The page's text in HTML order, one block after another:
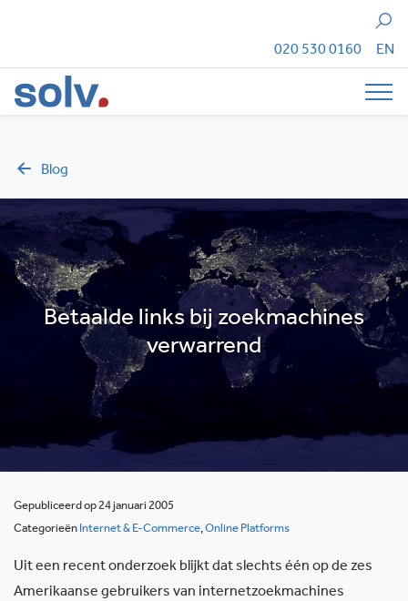
Zoeken
020 530 0160 EN
Blog
Betaalde links bij zoekmachines
verwarrend
Gepubliceerd op 24 januari 2005
Categorieën Internet & E-Commerce,Online Platforms
Uit een recent onderzoek blijkt dat slechts één op de zes
Amerikaanse gebruikers van internetzoekmachines